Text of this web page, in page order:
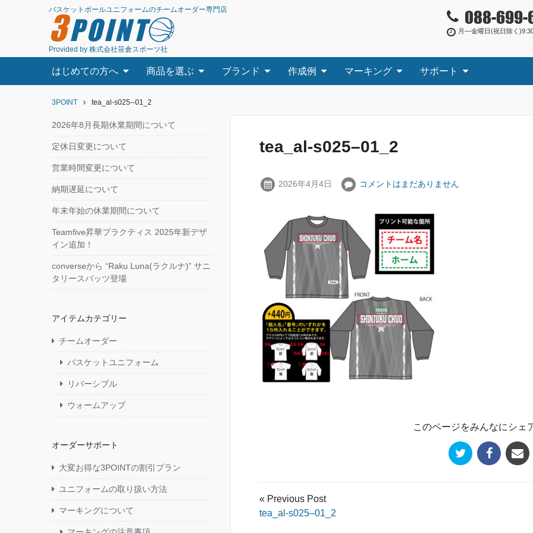
バスケットボールユニフォームのチームオーダー専門店
3POINT
Provided by 株式会社笹倉スポーツ社
088-699-
月―金曜日(祝日除く
はじめての方へ 商品を選ぶ ブランド 作成例 マーキング サポート
3POINT tea_al-s025--01_2
tea_al-s025–01_2
2026年4月4日 コメントはまだありません
このページをみんなにシェ
« Previous Post
tea_al-s025–01_2
2026年8月長期休業期間について
定休日変更について
営業時間変更について
納期遅延について
年末年始の休業期間について
Teamfive昇華プラクティス 2025年新デザ
イン追加！
converseから “Raku Luna(ラクルナ)” サニ
タリースパッツ登場
アイテムカテゴリー
チームオーダー
バスケットユニフォーム
リバーシブル
ウォームアップ
オーダーサポート
大変お得な3POINTの割引プラン
ユニフォームの取り扱い方法
マーキングについて